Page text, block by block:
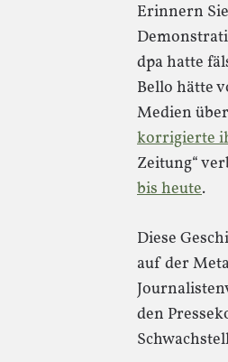
Erinnern
dpa hatte
Bello hätte
Medien
korrigierte
Zeitung“
bis heute.
Diese
auf der
den